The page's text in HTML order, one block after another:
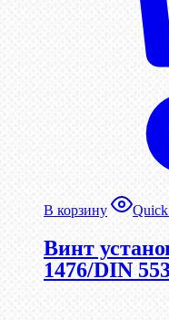
В корзину
Винт
1476/DIN